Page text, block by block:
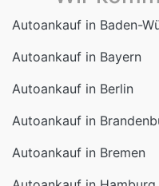
Autoankauf in Baden-
Autoankauf in Bayern
Autoankauf in Berlin
Autoankauf in
Autoankauf in Bremen